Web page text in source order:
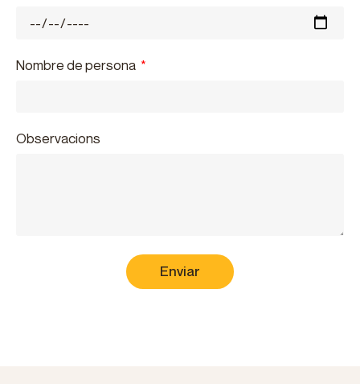
Nombre de persona
Observacions
Enviar